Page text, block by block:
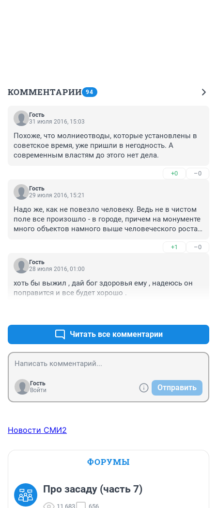
КОММЕНТАРИИ 94
Гость
31 июля 2016, 15:03
Похоже, что молниеотводы, которые установлены в
советское время, уже пришли в негодность. А
современным властям до этого нет дела.
+0 –0
Гость
29 июля 2016, 15:21
Надо же, как не повезло человеку. Ведь не в чистом
поле все произошло - в городе, причем на монументе
много объектов намного выше человеческого роста -
+1 –0
Гость
28 июля 2016, 01:00
хоть бы выжил , дай бог здоровья ему , надеюсь он
поправится и все будет хорошо .
Читать все комментарии
Гость
Войти
Отправить
Новости СМИ2
ФОРУМЫ
Про засаду (часть 7)
11 683 656